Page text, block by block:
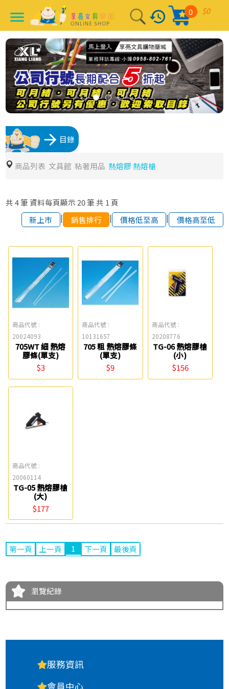
menu history $0
0
arrow_forward 目錄
商品列表 文具館 粘著用品 熱熔膠 熱熔槍
共 4筆 資料每頁顯示 20筆 共 1頁
新上市
| 銷售排行 | 價格低至高 | 價格高至低
商品代號 :
20024093
705WT 細 熱熔
膠條(單支)
$3
商品代號 :
10131657
705 粗 熱熔膠條
(單支)
$9
商品代號 :
20208776
TG-06 熱熔膠槍
(小)
$156
商品代號 :
20060114
TG-05 熱熔膠槍
(大)
$177
第一頁 上一頁 1 下一頁 最後頁
瀏覽紀錄
服務資訊
會員中心